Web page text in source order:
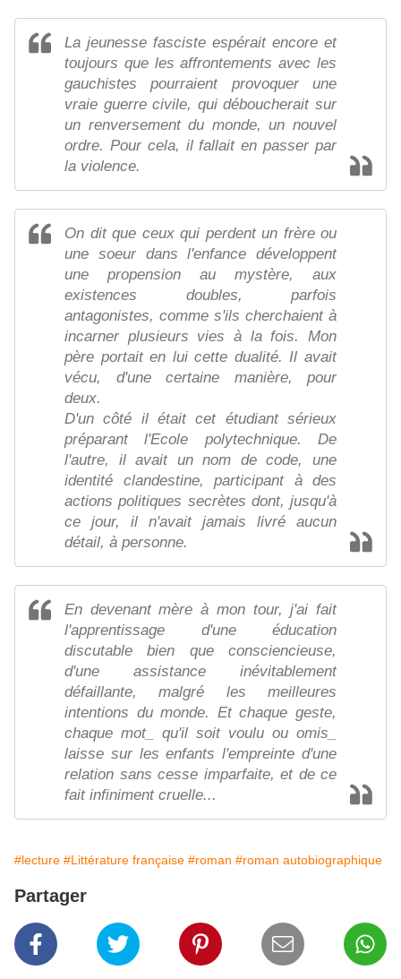
La jeunesse fasciste espérait encore et
toujours que les affrontements avec les
gauchistes pourraient provoquer une
vraie guerre civile, qui déboucherait sur
un renversement du monde, un nouvel
ordre. Pour cela, il fallait en passer par
la violence.
On dit que ceux qui perdent un frère ou
une soeur dans l'enfance développent
une propension au mystère, aux
existences doubles, parfois
antagonistes, comme s'ils cherchaient à
incarner plusieurs vies à la fois. Mon
père portait en lui cette dualité. Il avait
vécu, d'une certaine manière, pour
deux.
D'un côté il était cet étudiant sérieux
préparant l'Ecole polytechnique. De
l'autre, il avait un nom de code, une
identité clandestine, participant à des
actions politiques secrètes dont, jusqu'à
ce jour, il n'avait jamais livré aucun
détail, à personne.
En devenant mère à mon tour, j'ai fait
l'apprentissage d'une éducation
discutable bien que consciencieuse,
d'une assistance inévitablement
défaillante, malgré les meilleures
intentions du monde. Et chaque geste,
chaque mot_ qu'il soit voulu ou omis_
laisse sur les enfants l'empreinte d'une
relation sans cesse imparfaite, et de ce
fait infiniment cruelle...
#lecture #Littérature française #roman #roman autobiographique
Partager